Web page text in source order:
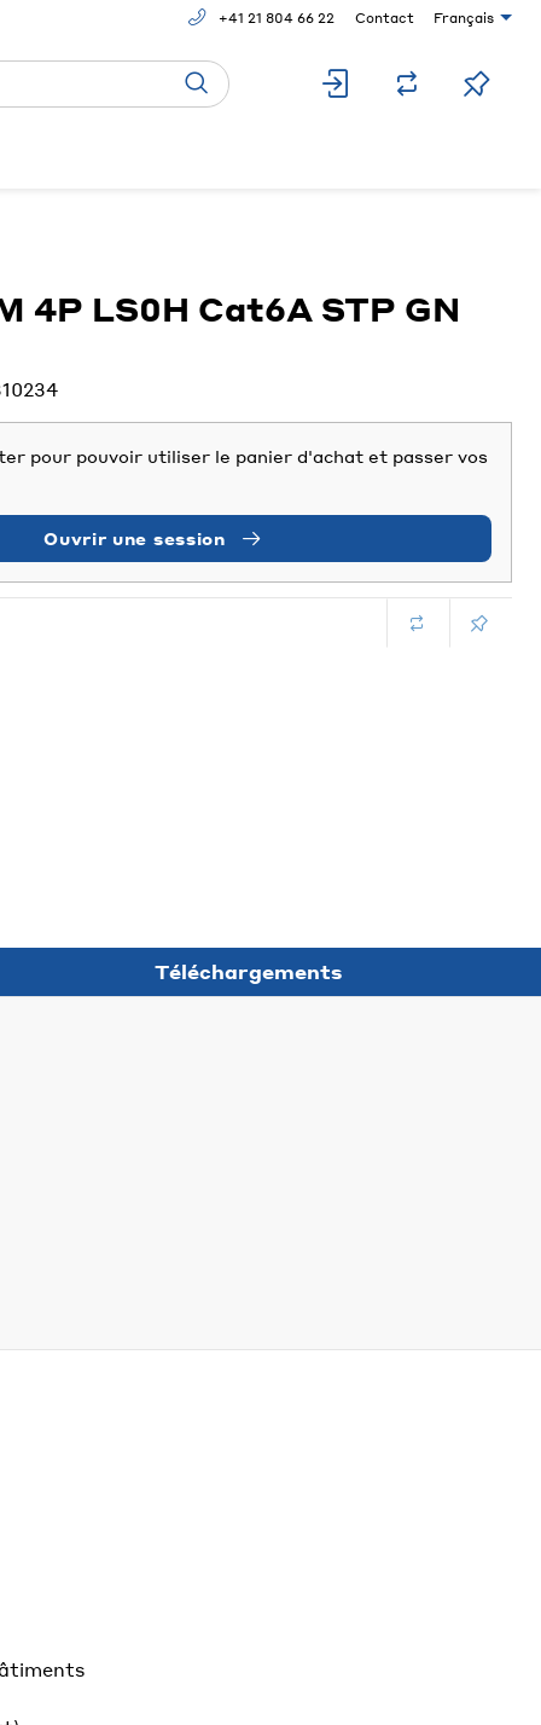
+41 21 804 66 22 Contact Français
4P LS0H Cat6A STP GN
pour pouvoir utiliser le panier d'achat et passer vos
Ouvrir une session
Téléchargements